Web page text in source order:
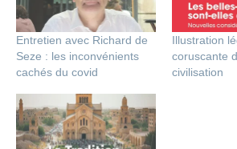
Entretien avec Richard de
Seze : les inconvénients
cachés du covid
Illustration
coruscante
civilisation